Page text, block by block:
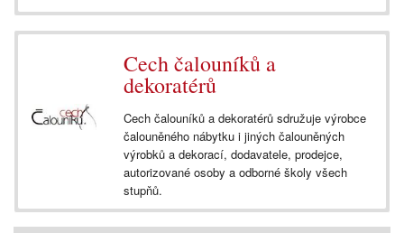
Cech čalouníků a
dekoratérů
Cech čalouníků a dekoratérů sdružuje výrobce
čalouněného nábytku i jiných čalouněných
výrobků a dekorací, dodavatele, prodejce,
autorizované osoby a odborné školy všech
stupňů.